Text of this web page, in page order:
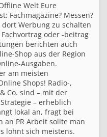
Welt Eure
Fachmagazine? Messen?
Werbung zu schalten
oder -beitrag
berichten auch
Shop aus der Region
Ausgaben.
am meisten
Shops! Radio-,
Co. sind – mit der
– erheblich
lokal an, fragt bei
an PR Arbeit sollte man
lohnt sich meistens.